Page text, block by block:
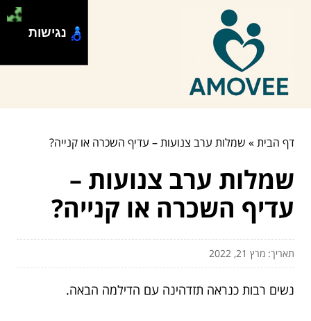
דף הבית» שמלות ערב צנועות – עדיף השכרה או קנייה?
שמלות ערב צנועות –
עדיף השכרה או קנייה?
תאריך: מרץ 21, 2022
נשים רבות כנראה תזדהינה עם הדילמה הבאה.
נגישות